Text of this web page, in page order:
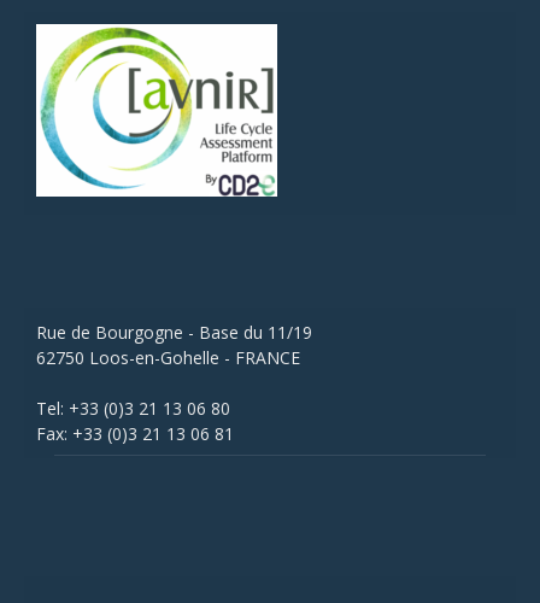
Rue de Bourgogne - Base du 11/19
62750 Loos-en-Gohelle - FRANCE
Tel: +33 (0)3 21 13 06 80
Fax: +33 (0)3 21 13 06 81